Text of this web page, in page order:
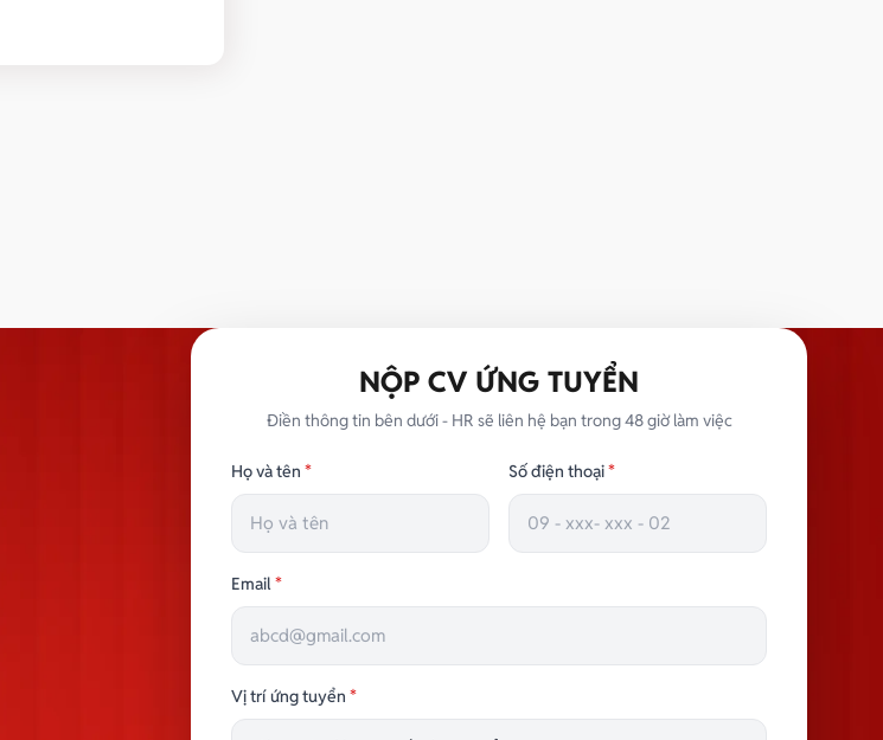
NỘP CV ỨNG TUYỂN
Điền thông tin bên dưới - HR sẽ liên hệ bạn trong 48 giờ làm việc
Họ và tên * Số điện thoại*
Email*
Vị trí ứng tuyển *